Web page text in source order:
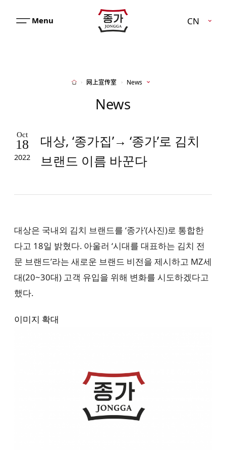
JJONGGA
메
CN
Home网上宣传室 News
News
Oct
18
2022
대상, ‘종가집’→ ‘종가’로 김치
브랜드 이름 바꾼다
대상은 국내외 김치 브랜드를 ‘종가’(사진)로 통합한
다고 18일 밝혔다. 아울러 ‘시대를 대표하는 김치 전
문 브랜드’라는 새로운 브랜드 비전을 제시하고 MZ세
대(20~30대) 고객 유입을 위해 변화를 시도하겠다고
했다.
이미지 확대